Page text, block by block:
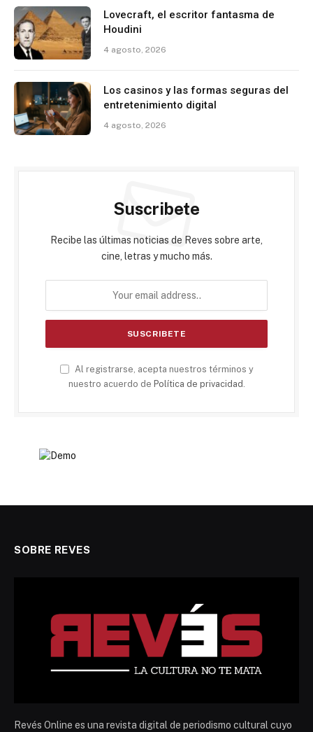
Lovecraft, el escritor fantasma de
Houdini
4 agosto, 2026
Los casinos y las formas seguras del
entretenimiento digital
4 agosto, 2026
Suscribete
Recibe las últimas noticias de Reves sobre arte,
cine, letras y mucho más.
Al registrarse, acepta nuestros términos y
nuestro acuerdo de Política de privacidad .
SOBRE REVES
Revés Online es una revista digital de periodismo cultural cuyo